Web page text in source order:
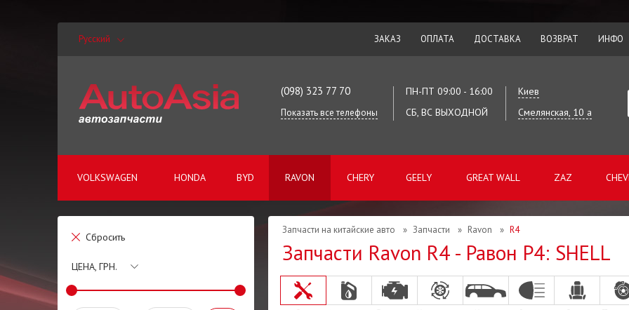
Русский ЗАКАЗ ОПЛАТА ДОСТАВКА ВОЗВРАТ ИНФО
(098) 323 77 70
Показать все телефоны
ПН-ПТ 09:00 - 16:00
СБ, ВС ВЫХОДНОЙ
Киев
Смелянская, 10 а
VOLKSWAGEN HONDA BYD RAVON CHERY GEELY GREAT WALL ZAZ
Сбросить
ЦЕНА, ГРН.
Запчасти на китайские авто » Запчасти » Ravon » R4
Запчасти Ravon R4 - Равон Р4: SHELL